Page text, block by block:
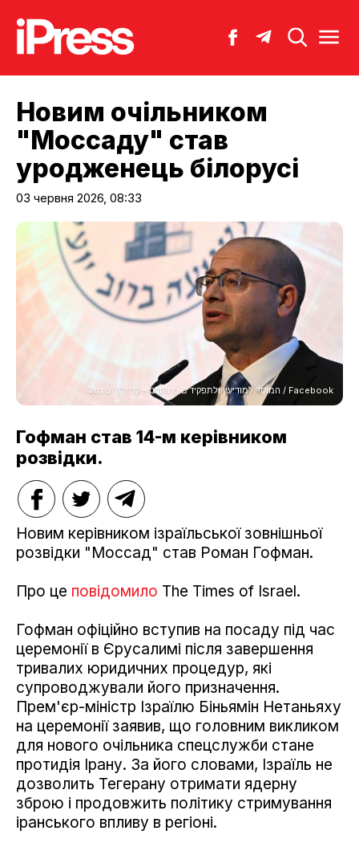
Новим очільником
"Моссаду" став
уродженець білорусі
03 червня 2026, 08:33
Фото: המוסד למודיעין ולתפקידים מיוחדים - קריירה / Facebook
Гофман став 14-м керівником
розвідки.
Новим керівником ізраїльської зовнішньої
розвідки "Моссад" став Роман Гофман.
Про це повідомило The Times of Israel.
Гофман офіційно вступив на посаду під час
церемонії в Єрусалимі після завершення
тривалих юридичних процедур, які
супроводжували його призначення.
Прем'єр-міністр Ізраїлю Біньямін Нетаньяху
на церемонії заявив, що головним викликом
для нового очільника спецслужби стане
протидія Ірану. За його словами, Ізраїль не
дозволить Тегерану отримати ядерну
зброю і продовжить політику стримування
іранського впливу в регіоні.